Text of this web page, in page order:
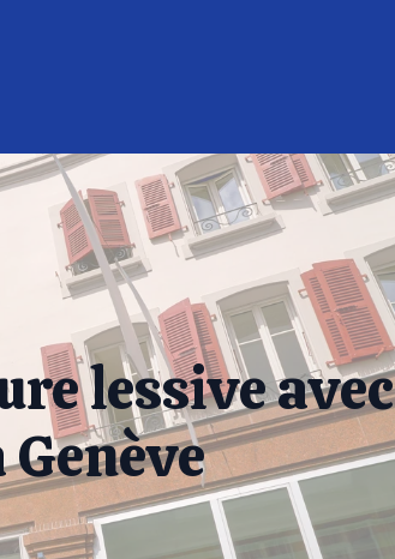
lessive avec